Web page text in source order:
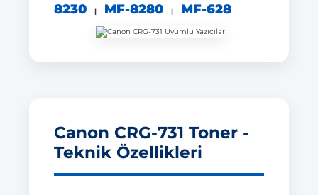
8230
| MF-8280 | MF-628
Canon CRG-731 Toner -
Teknik Özellikleri